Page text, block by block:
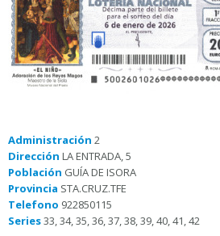
Administración 2
Dirección LA ENTRADA, 5
Población GUÍA DE ISORA
Provincia STA.CRUZ.TFE
Telefono 922850115
Series33, 34, 35, 36, 37, 38, 39, 40, 41, 42